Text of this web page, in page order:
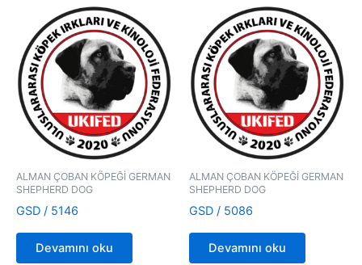
ALMAN ÇOBAN KÖPEĞİ GERMAN
SHEPHERD DOG
GSD / 5146
Devamını oku
ALMAN ÇOBAN KÖPEĞİ GERMAN
SHEPHERD DOG
GSD / 5086
Devamını oku